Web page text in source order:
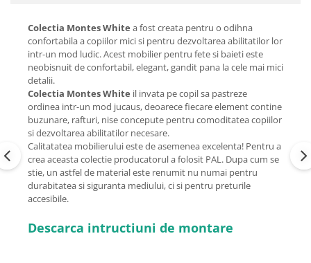
Colectia Montes White a fost creata pentru o odihna
confortabila a copiilor mici si pentru dezvoltarea abilitatilor lor
intr-un mod ludic. Acest mobilier pentru fete si baieti este
neobisnuit de confortabil, elegant, gandit pana la cele mai mici
detalii.
Colectia Montes White il invata pe copil sa pastreze
ordinea intr-un mod jucaus, deoarece fiecare element contine
buzunare, rafturi, nise concepute pentru comoditatea copiilor
si dezvoltarea abilitatilor necesare.
Calitatatea mobilierului este de asemenea excelenta! Pentru a
crea aceasta colectie producatorul a folosit PAL. Dupa cum se
stie, un astfel de material este renumit nu numai pentru
durabitatea si siguranta mediului, ci si pentru preturile
accesibile.
Descarca intructiuni de montare